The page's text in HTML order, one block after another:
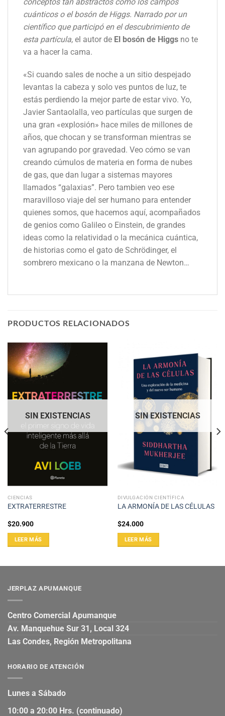
cuánticos o el bosón de Higgs. Narrado por un
científico que participó en el descubrimiento de
esta partícula, el autor de El bosón de Higgs no te
va a hacer la cama.
«Si cuando sales de noche a un sitio despejado
levantas la cabeza y solo ves puntos de luz, te
estás perdiendo la mejor parte de estar vivo. Yo,
Javier Santaolalla, veo partículas que surgen de
una gran «explosión» hace miles de millones de
años, que chocan y se transforman mientras se
van agrupando por gravedad. Veo cómo se van
creando cúmulos de materia en forma de nubes
de gas, que dan lugar a sistemas mayores
llamados “galaxias”. Pero tambien veo ese
maravilloso viaje del ser humano para entender
quienes somos, que hacemos aquí, acompañados
de genios como Galileo o Einstein, de grandes
ideas como la relatividad o la mecánica cuántica,
de historias como el gato de Schrödinger, el
sombrero mexicano o la manzana de Newton…
PRODUCTOS RELACIONADOS
SIN EXISTENCIAS
CIENCIAS
EXTRATERRESTRE
$20.900
LEER MÁS
SIN EXISTENCIAS
DIVULGACIÓN CIENTÍFICA
LA ARMONÍA DE LAS CÉLULAS
$24.000
LEER MÁS
JERPLAZ APUMANQUE
Centro Comercial Apumanque
Av. Manquehue Sur 31, Local 324
Las Condes, Región Metropolitana
HORARIO DE ATENCIÓN
Lunes a Sábado
10:00 a 20:00 Hrs. (continuado)